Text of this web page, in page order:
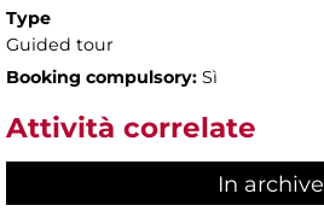
Type
Guided tour
Booking compulsory: Sì
Attività correlate
In archive